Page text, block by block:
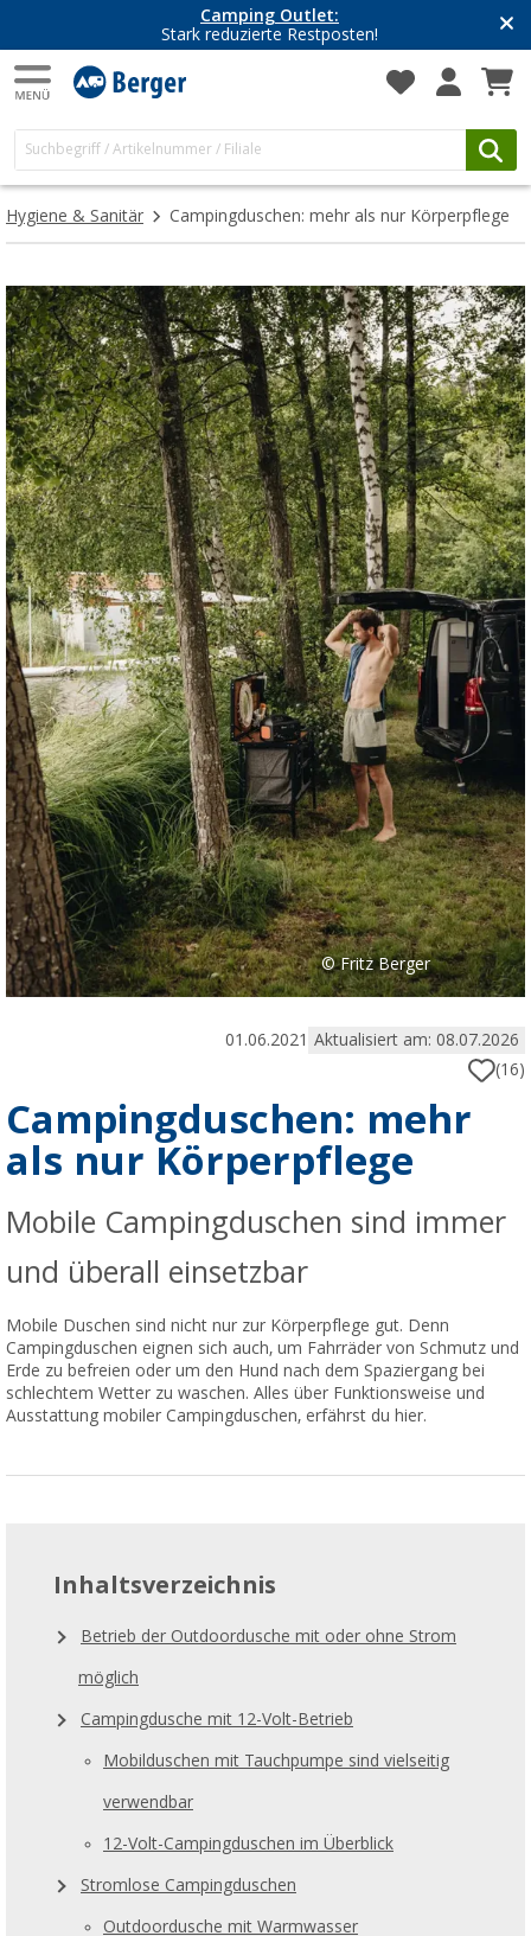
Camping Outlet:
Stark reduzierte Restposten!
Hygiene & Sanitär Campingduschen: mehr als nur Körperpflege
© Fritz Berger
01.06.2021 Aktualisiert am: 08.07.2026
(16)
Campingduschen: mehr
als nur Körperpflege
Mobile Campingduschen sind immer
und überall einsetzbar
Mobile Duschen sind nicht nur zur Körperpflege gut. Denn
Campingduschen eignen sich auch, um Fahrräder von Schmutz und
Erde zu befreien oder um den Hund nach dem Spaziergang bei
schlechtem Wetter zu waschen. Alles über Funktionsweise und
Ausstattung mobiler Campingduschen, erfährst du hier.
Inhaltsverzeichnis
Betrieb der Outdoordusche mit oder ohne Strom
möglich
Campingdusche mit 12-Volt-Betrieb
Mobilduschen mit Tauchpumpe sind vielseitig
verwendbar
12-Volt-Campingduschen im Überblick
Stromlose Campingduschen
Outdoordusche mit Warmwasser